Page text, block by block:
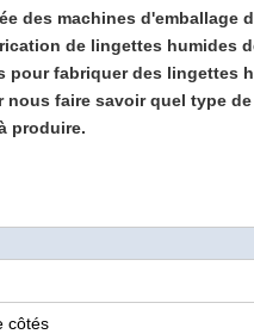
des machines d'emballage
de lingettes humides
fabriquer des lingettes
faire savoir quel type
produire.
côtés